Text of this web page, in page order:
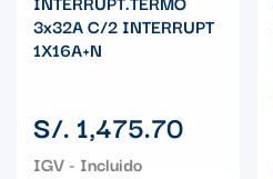
3x32A C/2 INTERRUPT
1X16A+N
Precio
regular
S/. 1,475.70